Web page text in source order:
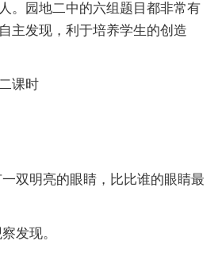
。园地二中的六组题目都非常有
主发现，利于培养学生的创造
课时
双明亮的眼睛，比比谁的眼睛最
发现。